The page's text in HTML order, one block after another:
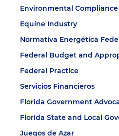
Environmental
Equine Industry
Normativa Energética
Federal Budget and
Federal Practice
Servicios Financieros
Florida Government
Florida State and Local
Juegos de Azar